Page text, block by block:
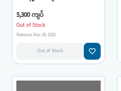
5,300 ကျပ်
Out of Stock
Releases Mar 28, 2026
Out of Stock favorite_border